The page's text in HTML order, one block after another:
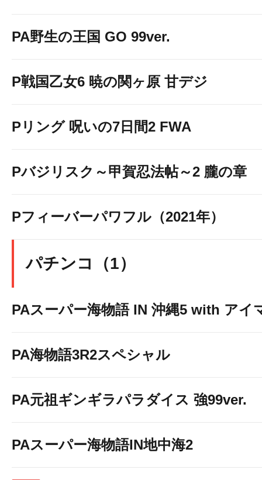
当店は新型コロナウイルス
り組んでおりま
皆様のご理解とご協力をお
PA野生の王国 GO 99ver.
P戦国乙女6 暁の関ヶ原 甘デジ
Pリング 呪いの7日間2 FWA
Pバジリスク～甲賀忍法帖～2 朧の章
Pフィーバーパワフル（2021年）
パチンコ（1）
PAスーパー海物語 IN 沖縄5 with アイ
PA海物語3R2スペシャル
PA元祖ギンギラパラダイス 強99ver.
PAスーパー海物語IN地中海2